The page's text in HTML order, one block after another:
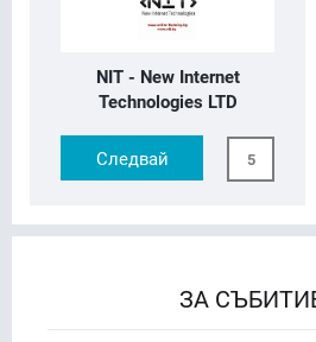
NIT - New Internet
Technologies LTD
Следвай 5
ЗА